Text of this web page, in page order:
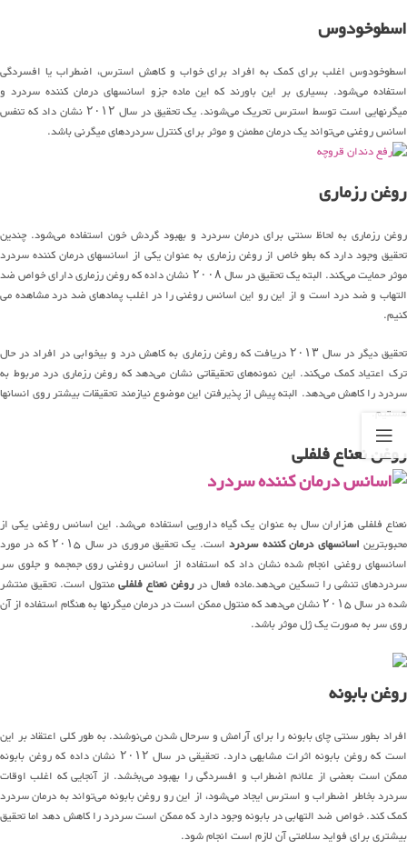
اسطوخودوس
اسطوخودوس اغلب برای کمک به افراد برای خواب و کاهش استرس، اضطراب یا افسردگی
استفاده می‌شود. بسیاری بر این باورند که این ماده جزو اسانسهای درمان کننده سردرد و
میگرنهایی است توسط استرس تحریک می‌شوند. یک تحقیق در سال ۲۰۱۲ نشان داد که تنفس
اسانس روغنی می‌تواند یک درمان مطمئن و موثر برای کنترل سردردهای میگرنی باشد.
روغن رزماری
روغن رزماری به لحاظ سنتی برای درمان سردرد و بهبود گردش خون استفاده می‌شود. چندین
تحقیق وجود دارد که بطو خاص از روغن رزماری به عنوان یکی از اسانسهای درمان کننده سردرد
موثر حمایت می‌کند. البته یک تحقیق در سال ۲۰۰۸ نشان داده که روغن رزماری دارای خواص ضد
التهاب و ضد درد است و از این رو این اسانس روغنی را در اغلب پمادهای ضد درد مشاهده می
کنیم.
تحقیق دیگر در سال ۲۰۱۳ دریافت که روغن رزماری به کاهش درد و بیخوابی در افراد در حال
ترک اعتیاد کمک می‌کند. این نمونه‌های تحقیقاتی نشان می‌دهد که روغن رزماری درد مربوط به
سردرد را کاهش می‌دهد. البته پیش از پذیرفتن این موضوع نیازمند تحقیقات بیشتر روی انسانها
هستیم.
روغن نعناع فلفلی
نعناع فلفلی هزاران سال به عنوان یک گیاه دارویی استفاده می‌شد. این اسانس روغنی یکی از
محبوبترین اسانسهای درمان کننده سردرد
است. یک تحقیق مروری در سال ۲۰۱۵ که در مورد
اسانسهای روغنی انجام شده نشان داد که استفاده از اسانس روغنی روی جمجمه و جلوی سر
سردردهای تنشی را تسکین می‌دهد.ماده فعال درروغن نعناع فلفلیمنتول است. تحقیق منتشر
شده در سال ۲۰۱۵ نشان می‌دهد که منتول ممکن است در درمان میگرنها به هنگام استفاده از آن
روی سر به صورت یک ژل موثر باشد.
روغن بابونه
افراد بطور سنتی چای بابونه را برای آرامش و سرحال شدن می‌نوشند. به طور کلی اعتقاد بر این
است که روغن بابونه اثرات مشابهی دارد. تحقیقی در سال ۲۰۱۲ نشان داده که روغن بابونه
ممکن است بعضی از علائم اضطراب و افسردگی را بهبود می‌بخشد. از آنجایی که اغلب اوقات
سردرد بخاطر اضطراب و استرس ایجاد می‌شود، از این رو روغن بابونه می‌تواند به درمان سردرد
کمک کند. خواص ضد التهابی در بابونه وجود دارد که ممکن است سردرد را کاهش دهد اما تحقیق
بیشتری برای فواید سلامتی آن لازم است انجام شود.